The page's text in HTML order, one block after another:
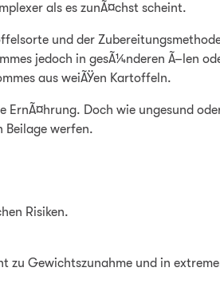
als es zunÃ¤chst scheint.
und der
jedoch in gesÃ¼nderen Ã–len
aus weiÃŸen Kartoffeln.
Doch wie ungesund
Beilage werfen.
Risiken.
zu Gewichtszunahme und in